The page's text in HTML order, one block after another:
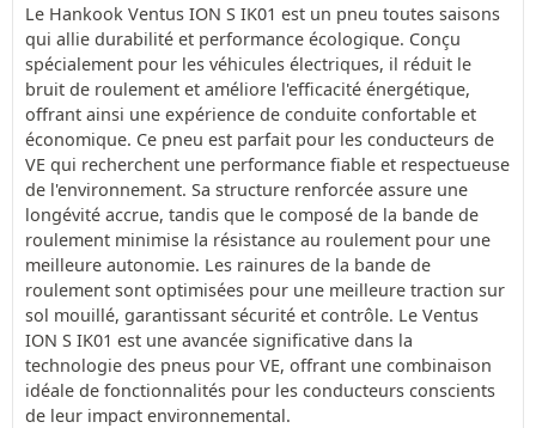
Le Hankook Ventus ION S IK01 est un pneu toutes saisons
qui allie durabilité et performance écologique. Conçu
spécialement pour les véhicules électriques, il réduit le
bruit de roulement et améliore l'efficacité énergétique,
offrant ainsi une expérience de conduite confortable et
économique. Ce pneu est parfait pour les conducteurs de
VE qui recherchent une performance fiable et respectueuse
de l'environnement. Sa structure renforcée assure une
longévité accrue, tandis que le composé de la bande de
roulement minimise la résistance au roulement pour une
meilleure autonomie. Les rainures de la bande de
roulement sont optimisées pour une meilleure traction sur
sol mouillé, garantissant sécurité et contrôle. Le Ventus
ION S IK01 est une avancée significative dans la
technologie des pneus pour VE, offrant une combinaison
idéale de fonctionnalités pour les conducteurs conscients
de leur impact environnemental.